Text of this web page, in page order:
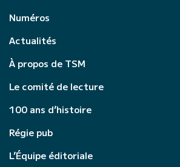
Numéros
Actualités
À propos de TSM
Le comité de lecture
100 ans d’histoire
Régie pub
L’Équipe éditoriale